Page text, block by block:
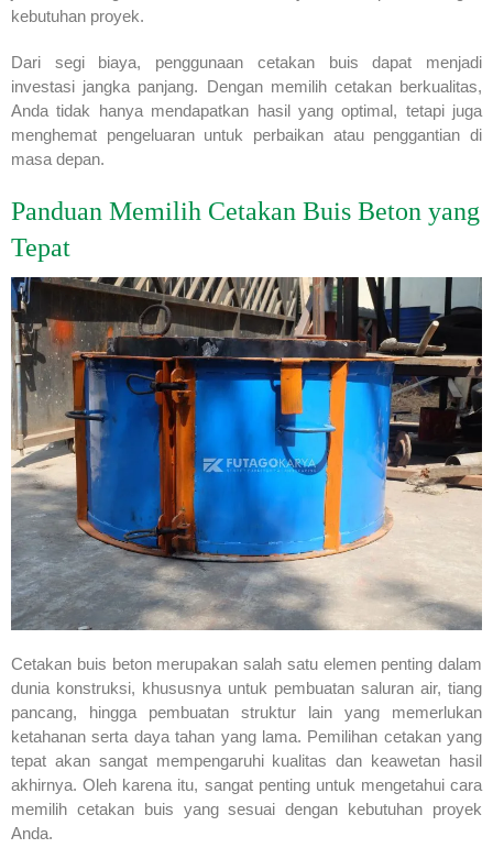
kebutuhan proyek.
Dari segi biaya, penggunaan cetakan buis dapat menjadi
investasi jangka panjang. Dengan memilih cetakan berkualitas,
Anda tidak hanya mendapatkan hasil yang optimal, tetapi juga
menghemat pengeluaran untuk perbaikan atau penggantian di
masa depan.
Panduan Memilih Cetakan Buis Beton yang
Tepat
Cetakan buis beton merupakan salah satu elemen penting dalam
dunia konstruksi, khususnya untuk pembuatan saluran air, tiang
pancang, hingga pembuatan struktur lain yang memerlukan
ketahanan serta daya tahan yang lama. Pemilihan cetakan yang
tepat akan sangat mempengaruhi kualitas dan keawetan hasil
akhirnya. Oleh karena itu, sangat penting untuk mengetahui cara
memilih cetakan buis yang sesuai dengan kebutuhan proyek
Anda.